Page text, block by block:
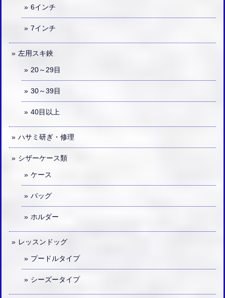
6インチ
7インチ
左用スキ鋏
20～29目
30～39目
40目以上
ハサミ研ぎ・修理
シザーケース類
ケース
バッグ
ホルダー
レッスンドッグ
プードルタイプ
シーズータイプ